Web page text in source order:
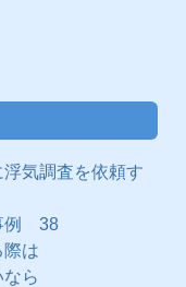
気調査を依頼す
例 38
は
ら